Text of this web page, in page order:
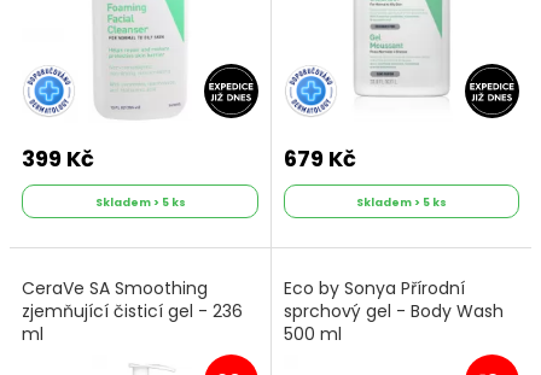
399 Kč
Skladem > 5 ks
679 Kč
Skladem > 5 ks
CeraVe SA Smoothing
zjemňující čisticí gel - 236
ml
Eco by Sonya Přírodní
sprchový gel - Body Wash
500 ml